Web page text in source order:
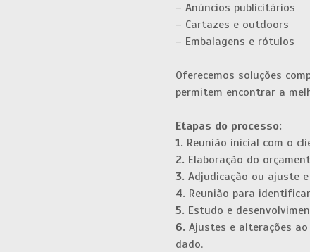
– Anúncios publicitários
– Cartazes e outdoors
– Embalagens e rótulos
Oferecemos soluções
permitem encontrar a
Etapas do processo:
1. Reunião inicial com o
2. Elaboração do
3. Adjudicação ou ajuste
4. Reunião para
5. Estudo e
6. Ajustes e alterações
dado.